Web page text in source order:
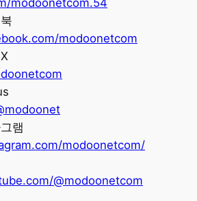
modoonetcom.54
modoonetcom
램
modoonetcom/
@modoonetcom